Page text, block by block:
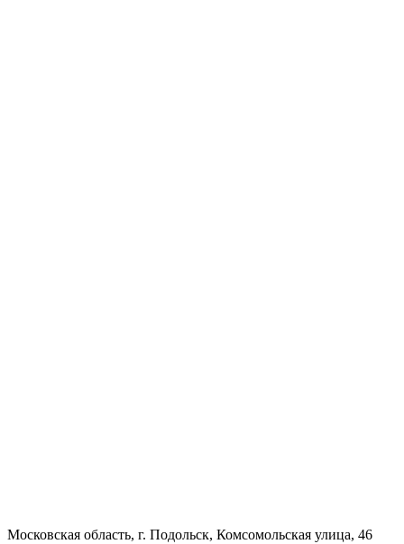
Московская область, г. Подольск, Комсомольская улица, 46